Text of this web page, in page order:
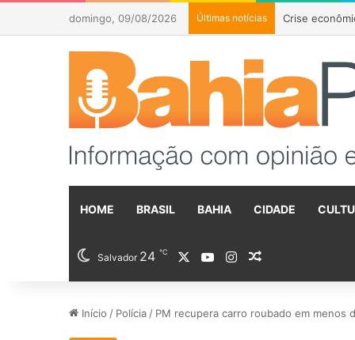
domingo, 09/08/2026 Últimas notícias Flávio
HOME BRASIL BAHIA CIDADE
Salvador 24 ℃ YouTubeInstagram
Início / Polícia / PM recupera carro roubado em menos